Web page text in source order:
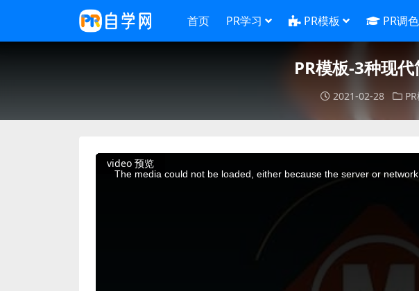
首页 PR学习 PR模板 PR调色
PR模板-3种现
2021-02-28
video 预览
This
The media could not be loaded, either because the server or